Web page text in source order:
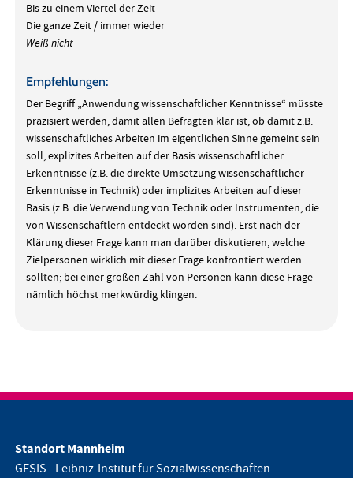
Bis zu einem Viertel der Zeit
Die ganze Zeit / immer wieder
Weiß nicht
Empfehlungen:
Der Begriff „Anwendung wissenschaftlicher Kenntnisse“ müsste
präzisiert werden, damit allen Befragten klar ist, ob damit z.B.
wissenschaftliches Arbeiten im eigentlichen Sinne gemeint sein
soll, explizites Arbeiten auf der Basis wissenschaftlicher
Erkenntnisse (z.B. die direkte Umsetzung wissenschaftlicher
Erkenntnisse in Technik) oder implizites Arbeiten auf dieser
Basis (z.B. die Verwendung von Technik oder Instrumenten, die
von Wissenschaftlern entdeckt worden sind). Erst nach der
Klärung dieser Frage kann man darüber diskutieren, welche
Zielpersonen wirklich mit dieser Frage konfrontiert werden
sollten; bei einer großen Zahl von Personen kann diese Frage
nämlich höchst merkwürdig klingen.
Standort Mannheim
GESIS - Leibniz-Institut für Sozialwissenschaften